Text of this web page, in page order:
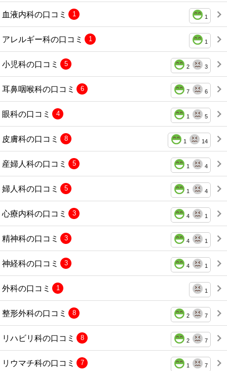
血液内科の口コミ 1
1
アレルギー科の口コミ 1
1
小児科の口コミ 2 3
5
耳鼻咽喉科の口コミ 7 6
6
眼科の口コミ 1 5
4
皮膚科の口コミ 1 14
8
産婦人科の口コミ 1 4
5
婦人科の口コミ 1 4
5
心療内科の口コミ 4 1
3
精神科の口コミ 4 1
3
神経科の口コミ 4 1
3
外科の口コミ 1
1
整形外科の口コミ 2 7
8
リハビリ科の口コミ 2 7
8
リウマチ科の口コミ 1 7
7